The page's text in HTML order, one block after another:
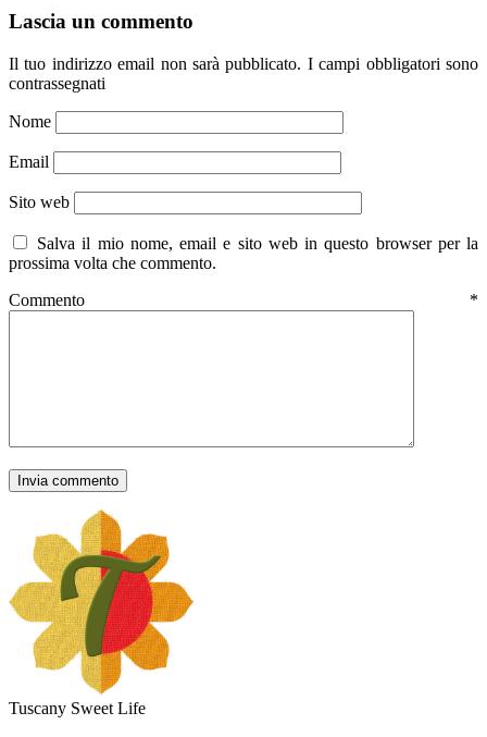
Lascia un commento
Il tuo indirizzo email non sarà pubblicato. I campi obbligatori sono
contrassegnati
Nome
Email
Sito web
Salva il mio nome, email e sito web in questo browser per la
prossima volta che commento.
Commento *
Tuscany Sweet Life